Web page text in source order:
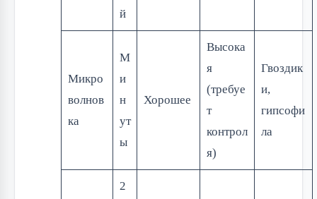
й
Микро
волнов
ка
М
и
н
ут
ы
Хорошее
Высока
я
(требуе
т
контрол
я)
Гвоздик
и,
гипсофи
ла
2